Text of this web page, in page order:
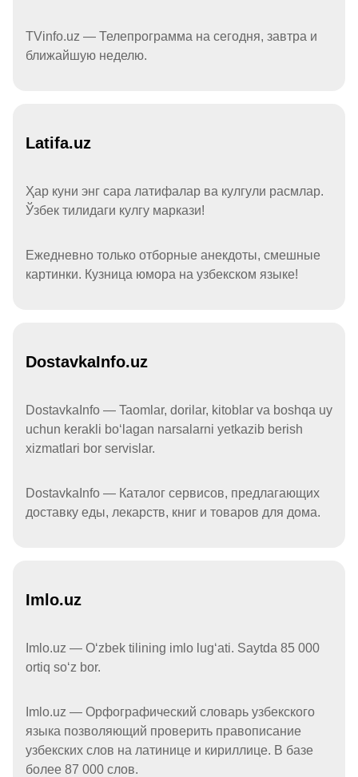
TVinfo.uz — Телепрограмма на сегодня, завтра и
ближайшую неделю.
Latifa.uz
Ҳар куни энг сара латифалар ва кулгули расмлар.
Ўзбек тилидаги кулгу маркази!
Ежедневно только отборные анекдоты, смешные
картинки. Кузница юмора на узбекском языке!
DostavkaInfo.uz
DostavkaInfo — Taomlar, dorilar, kitoblar va boshqa uy
uchun kerakli boʻlagan narsalarni yetkazib berish
xizmatlari bor servislar.
DostavkaInfo — Каталог сервисов, предлагающих
доставку еды, лекарств, книг и товаров для дома.
Imlo.uz
Imlo.uz — Oʻzbek tilining imlo lugʻati. Saytda 85 000
ortiq soʻz bor.
Imlo.uz — Орфографический словарь узбекского
языка позволяющий проверить правописание
узбекских слов на латинице и кириллице. В базе
более 87 000 слов.